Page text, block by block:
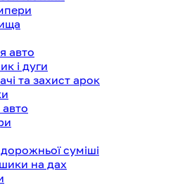
авто
і дуги
та захист арок
авто
суміші
на дах